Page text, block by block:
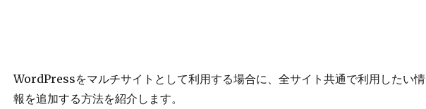
WordPressをマルチサイトとして利用する場合に、全サイト共通で利用したい情
報を追加する方法を紹介します。